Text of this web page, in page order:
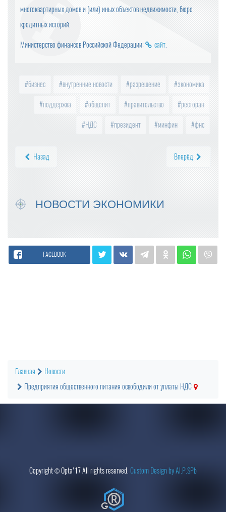
многоквартирных домов и (или) иных объектов недвижимости, бюро
кредитных историй.
Министерство финансов Российской Федерации: сайт.
бизнес внутренние новости разрешение экономика
поддержка общепит правительство ресторан
НДС президент минфин фнс
Назад Вперёд
НОВОСТИ ЭКОНОМИКИ
FACEBOOK
Главная
Новости
Предприятия общественного питания освободили от уплаты НДС
Copyright ©Opta'17 All rights reserved.Custom Design by Al.P.SPb